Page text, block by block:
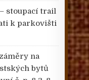
stoupací trail
k parkovišti
na
bytů